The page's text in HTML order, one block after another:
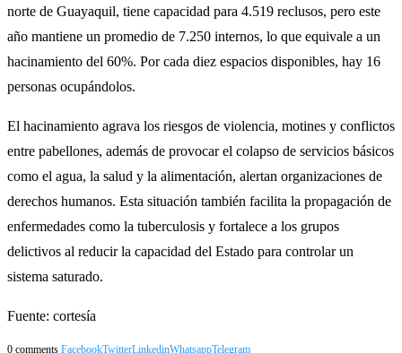
norte de Guayaquil, tiene capacidad para 4.519 reclusos, pero este
año mantiene un promedio de 7.250 internos, lo que equivale a un
hacinamiento del 60%. Por cada diez espacios disponibles, hay 16
personas ocupándolos.
El hacinamiento agrava los riesgos de violencia, motines y conflictos
entre pabellones, además de provocar el colapso de servicios básicos
como el agua, la salud y la alimentación, alertan organizaciones de
derechos humanos. Esta situación también facilita la propagación de
enfermedades como la tuberculosis y fortalece a los grupos
delictivos al reducir la capacidad del Estado para controlar un
sistema saturado.
Fuente: cortesía
0 comments FacebookTwitterLinkedinWhatsappTelegram